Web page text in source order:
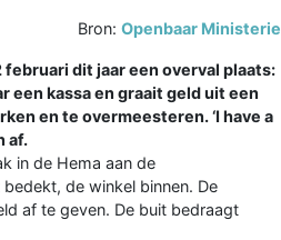
Bron:Openbaar Ministerie
februari dit jaar een overval plaats:
een kassa en graait geld uit een
en te overmeesteren. ‘I have a
af.
in de Hema aan de
de winkel binnen. De
af te geven. De buit bedraagt